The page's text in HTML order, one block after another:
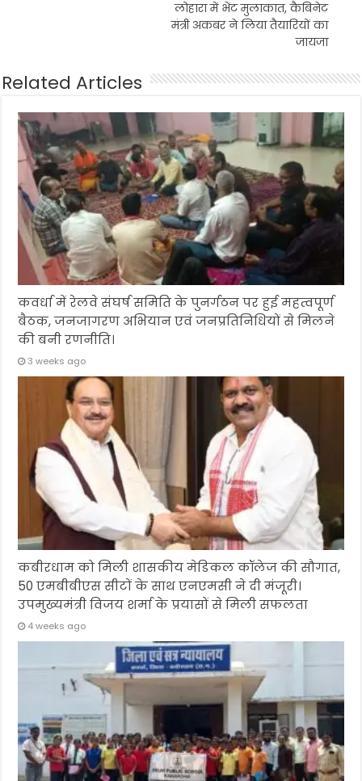
लोहारा में भेंट मुलाकात, कैबिनेट
मंत्री अकबर ने लिया तैयारियों का
जायजा
Related Articles
कवर्धा में रेलवे संघर्ष समिति के पुनर्गठन पर हुई महत्वपूर्ण
बैठक, जनजागरण अभियान एवं जनप्रतिनिधियों से मिलने
की बनी रणनीति।
3 weeks ago
कबीरधाम को मिली शासकीय मेडिकल कॉलेज की सौगात,
50 एमबीबीएस सीटों के साथ एनएमसी ने दी मंजूरी।
उपमुख्यमंत्री विजय शर्मा के प्रयासों से मिली सफलता
4 weeks ago